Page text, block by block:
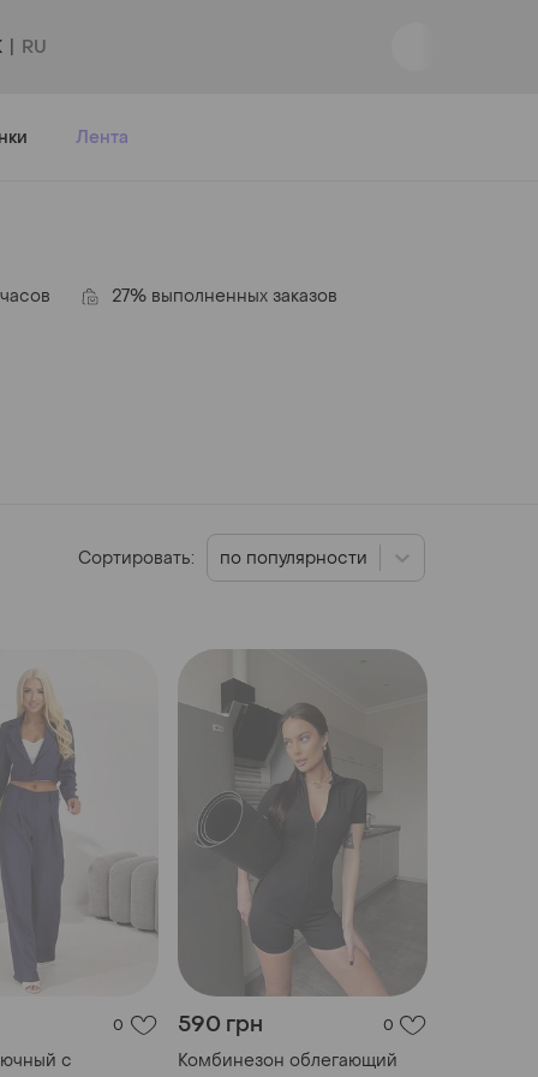
Лента
27% выполненных заказов
Сортировать: по популярности
0
с
590 грн 0
Комбинезон облегающий